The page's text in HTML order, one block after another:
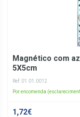
Magnético com
5X5cm
Ref: 01.01.0012
Por encomenda
1,72€